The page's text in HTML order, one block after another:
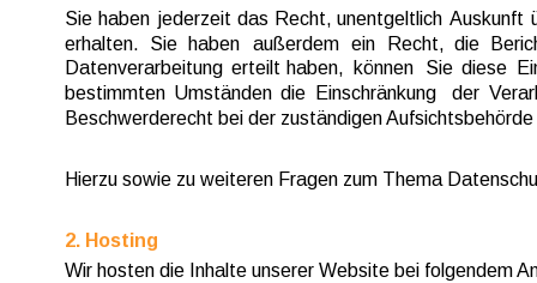
Sie haben jederzeit das Recht, unentgeltlich Auskunft
erhalten. Sie haben außerdem ein Recht, die
Datenverarbeitung erteilt haben, können Sie diese
bestimmten Umständen die Einschränkung der
Beschwerderecht bei der zuständigen Aufsichtsbehörde
Hierzu sowie zu weiteren Fragen zum Thema
2. Hosting
Wir hosten die Inhalte unserer Website bei folgendem